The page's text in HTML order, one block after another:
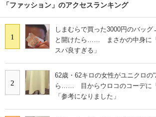
「ファッション」のアクセスランキング
1
しまむらで買った3000円のバッグ
と開けたら…… まさかの中身に
スパ良すぎる」
2
62歳・62キロの女性がユニクロの
ら…… 目からウロコのコーデに「
「参考になりました」